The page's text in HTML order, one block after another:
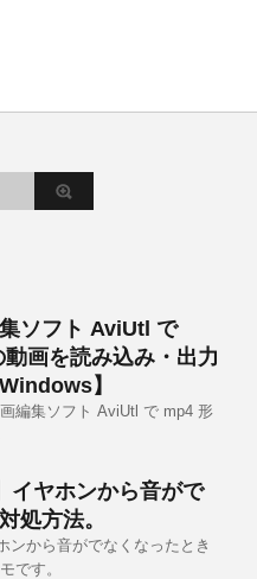
ソフト AviUtl で
画を読み込み・出力
】
編集ソフト AviUtl で mp4 形
イヤホンから音がで
処方法。
ンから音がでなくなったとき
です。